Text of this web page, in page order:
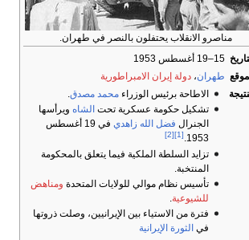
مناصرو الانقلاب يحتفلون بالنصر في طهران.
15–19 أغسطس 1953
طهران، دولة إيران الامبراطورية
الاطاحة برئيس الوزراء محمد مصدق.
تشكيل حكومة عسكرية تحت الشاهويرأسها
الجنرال فضل الله زاهدي
في 19 أغسطس
1953.
[1]
[2]
تزايد السلطة الملكية فيما يتعلق بالمحكومة
المنتخبة.
تأسيس نظام موالي للولايات المتحدة ومناهض
للشيوعية.
فترة من الاستياء بين الإيرانيين، وصلت ذروتها
في الثورة الإيرانية